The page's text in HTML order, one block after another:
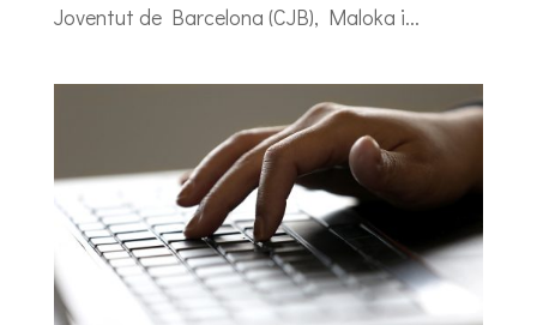
Joventut de Barcelona (CJB), Maloka i...